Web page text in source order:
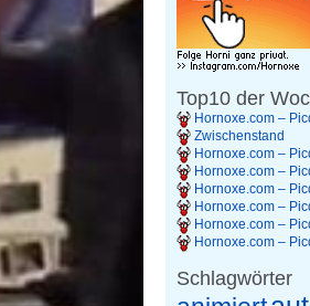
Top10 der
Hornoxe.com –
Zwischenstand
Hornoxe.com –
Hornoxe.com –
Hornoxe.com –
Hornoxe.com –
Hornoxe.com –
Hornoxe.com –
Schlagwörter